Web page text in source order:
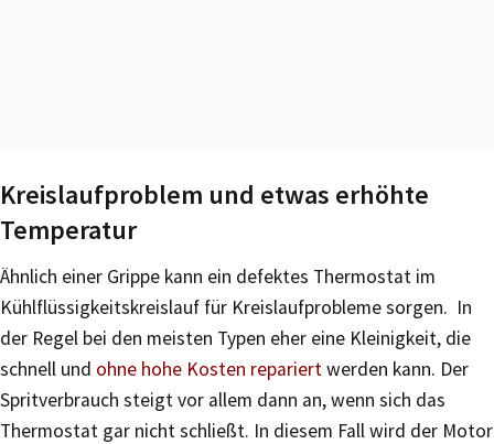
Kreislaufproblem und etwas erhöhte
Temperatur
Ähnlich einer Grippe kann ein defektes Thermostat im
Kühlflüssigkeitskreislauf für Kreislaufprobleme sorgen. In
der Regel bei den meisten Typen eher eine Kleinigkeit, die
schnell und ohne hohe Kosten repariertwerden kann. Der
Spritverbrauch steigt vor allem dann an, wenn sich das
Thermostat gar nicht schließt. In diesem Fall wird der Motor